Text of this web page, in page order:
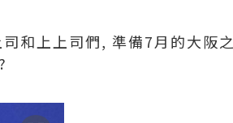
和上上司們, 準備7月的大阪之